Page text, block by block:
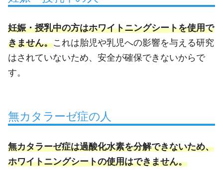
妊娠・授乳中の方はホワイトニングシートを使用で
きません。これは胎児や乳児への影響を与える研究
はされていないため、安全が確保できないからで
す。
無カタラーゼ症の人
無カタラーゼ症は過酸化水素を分解できないため、
ホワイトニングシートの使用はできません。